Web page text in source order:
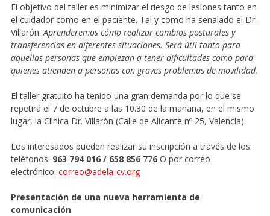
El objetivo del taller es minimizar el riesgo de lesiones tanto en
el cuidador como en el paciente. Tal y como ha señalado el Dr.
Villarón: Aprenderemos cómo realizar cambios posturales y
transferencias en diferentes situaciones. Será útil tanto para
aquellas personas que empiezan a tener dificultades como para
quienes atienden a personas con graves problemas de movilidad.
El taller gratuito ha tenido una gran demanda por lo que se
repetirá el 7 de octubre a las 10.30 de la mañana, en el mismo
lugar, la Clínica Dr. Villarón (Calle de Alicante nº 25, Valencia).
Los interesados pueden realizar su inscripción a través de los
teléfonos: 963 794 016 / 658 856 776O por correo
electrónico: correo@adela-cv.org
Presentación de una nueva herramienta de
comunicación